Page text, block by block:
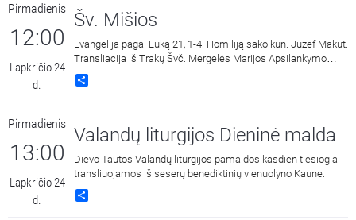
Pirmadienis
12:00
Lapkričio 24
d.
Šv. Mišios
Evangelija pagal Luką 21, 1-4. Homiliją sako kun. Juzef Makut.
Transliacija iš Trakų Švč. Mergelės Marijos Apsilankymo
bazilikos.
Pirmadienis
13:00
Lapkričio 24
d.
Valandų liturgijos Dieninė malda
Dievo Tautos Valandų liturgijos pamaldos kasdien tiesiogiai
transliuojamos iš seserų benediktinių vienuolyno Kaune.